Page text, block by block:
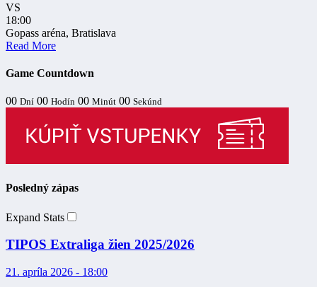
VS
18:00
Gopass aréna, Bratislava
Read More
Game Countdown
00 Dní 00 Hodín 00 Minút 00 Sekúnd
Posledný zápas
Expand Stats
TIPOS Extraliga žien 2025/2026
21. apríla 2026 - 18:00